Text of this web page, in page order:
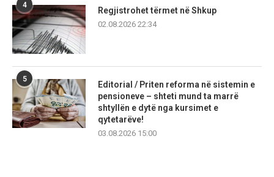
4
Regjistrohet tërmet në Shkup
02.08.2026 22:34
5
Editorial / Priten reforma në sistemin e
pensioneve – shteti mund ta marrë
shtyllën e dytë nga kursimet e
qytetarëve!
03.08.2026 15:00